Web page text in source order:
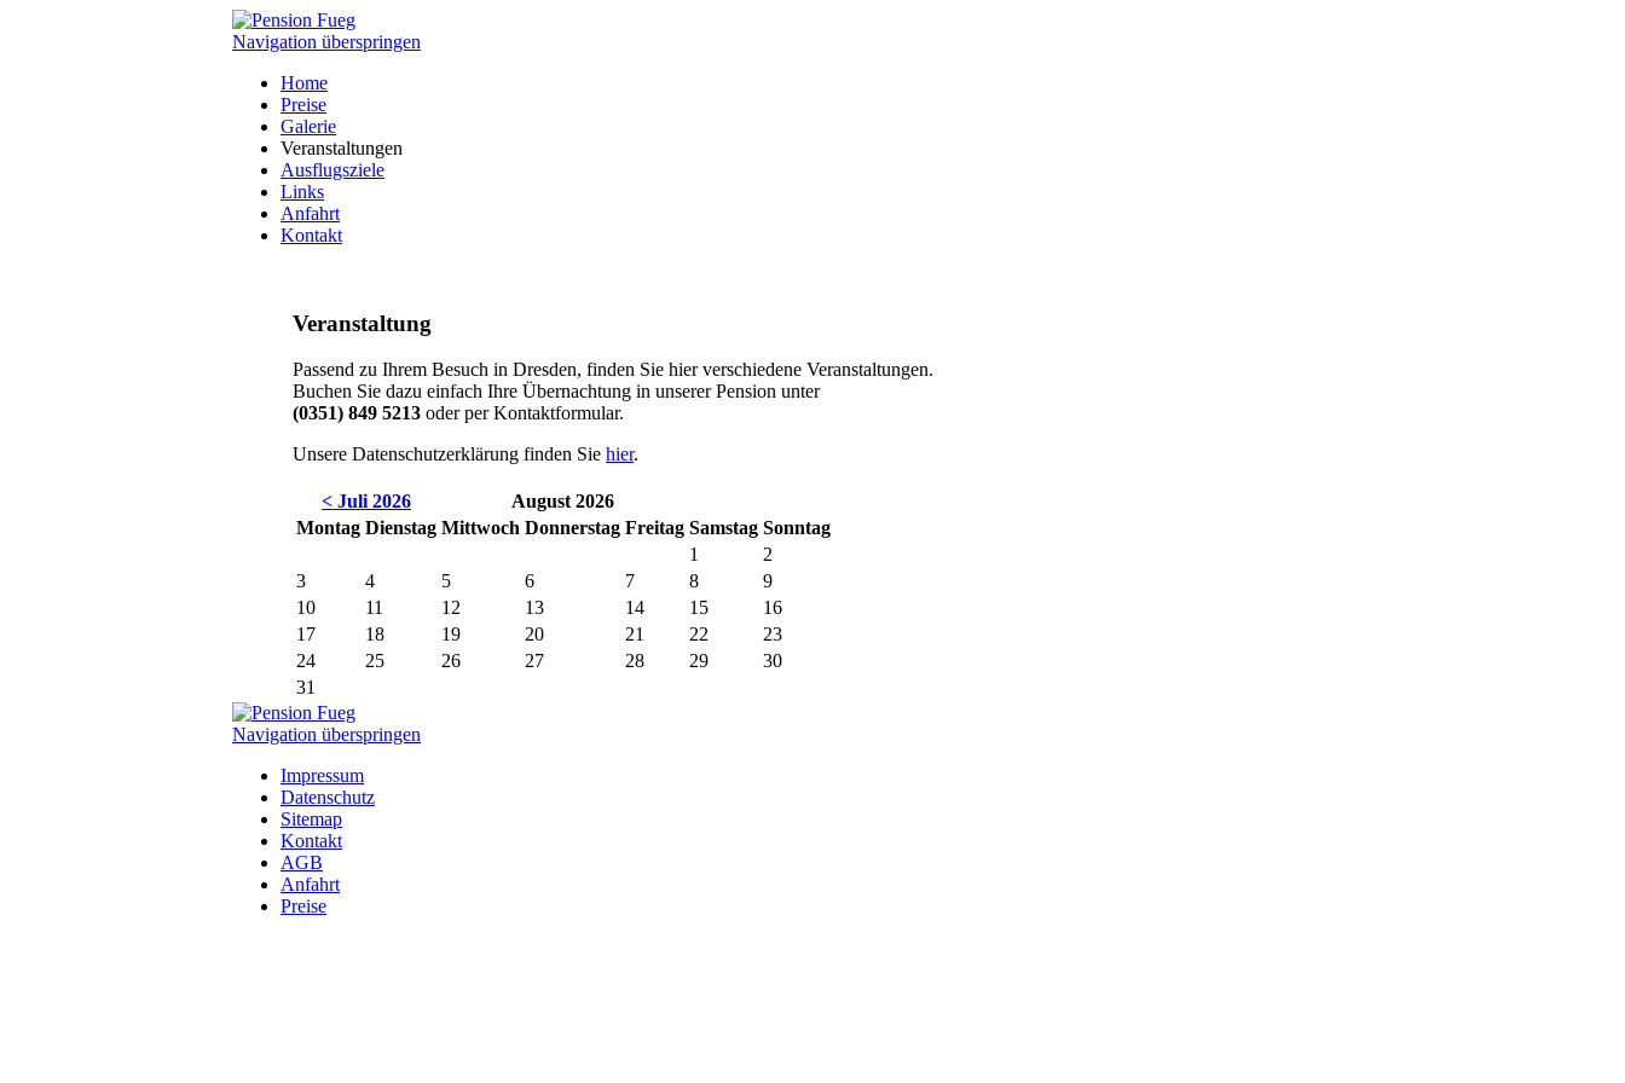
Navigation überspringen
Home
Preise
Galerie
Veranstaltungen
Ausflugsziele
Links
Anfahrt
Kontakt
Veranstaltung
Passend zu Ihrem Besuch in Dresden, finden Sie hier verschiedene Veranstaltungen.
Buchen Sie dazu einfach Ihre Übernachtung in unserer Pension unter
(0351) 849 5213 oder per Kontaktformular.
Unsere Datenschutzerklärung finden Sie hier.
< Juli 2026
August 2026
Montag Dienstag Mittwoch Donnerstag Freitag Samstag Sonntag
1
2
3
4 5 6 7 8
9
10
11 12 13 14 15
16
17
18 19 20 21 22
23
24
25 26 27 28 29
30
31
Navigation überspringen
Impressum
Datenschutz
Sitemap
Kontakt
AGB
Anfahrt
Preise